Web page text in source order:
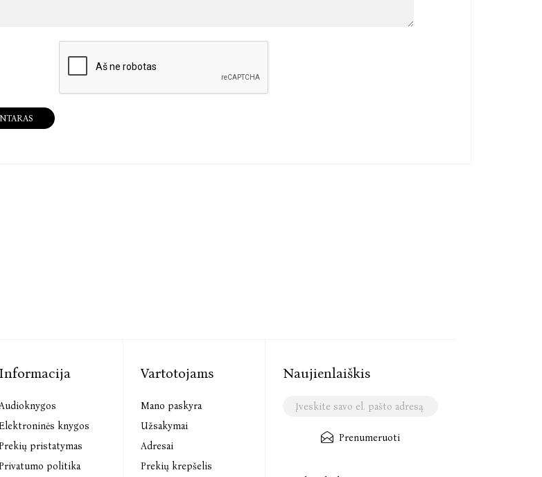
Informacija
knygos
pristatymas
politika
Vartotojams
Mano paskyra
Užsakymai
Adresai
Prekių krepšelis
Naujienlaiškis
Prenumeruoti